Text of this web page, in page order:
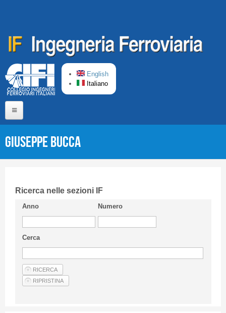
English
Italiano
CIFI in breve
Linee Guida
Privacy Policy
Articoli
Giuseppe BUCCA
Ricerca nelle sezioni IF
Anno Numero
Cerca